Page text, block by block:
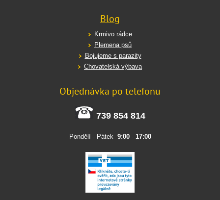
Blog
Krmivo rádce
Plemena psů
Bojujeme s parazity
Chovatelská výbava
Objednávka po telefonu
739 854 814
Pondělí - Pátek 9:00- 17:00